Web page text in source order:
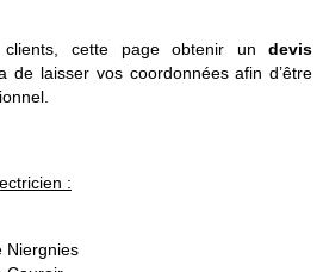
cette page obtenir undevis
de laisser vos coordonnées afin d’être
:
Niergnies